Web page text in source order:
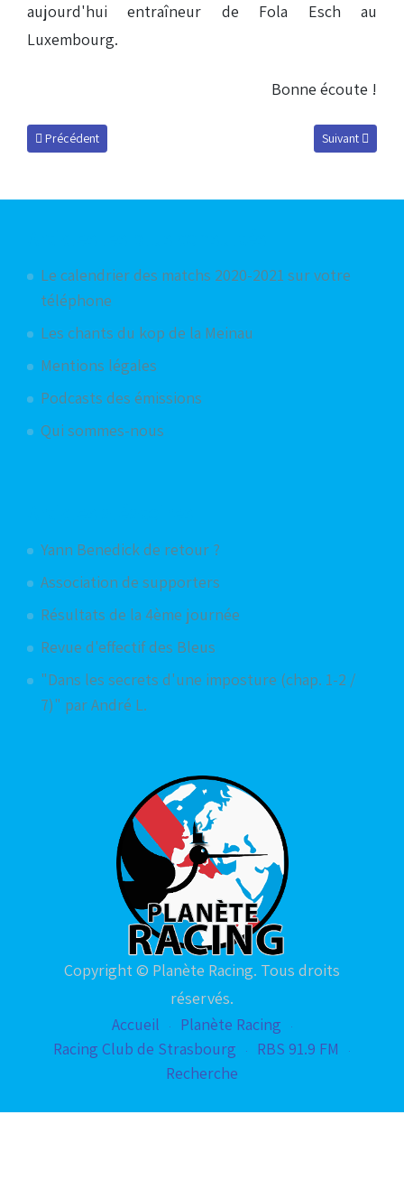
aujourd'hui entraîneur de Fola Esch au
Luxembourg.
Bonne écoute !
Article précédent : Vincent Nogueira : « C'est le moment de les soutenir
Précédent Article suivant :
Suivant
Le calendrier des matchs 2020-2021 sur votre
téléphone
Les chants du kop de la Meinau
Mentions légales
Podcasts des émissions
Qui sommes-nous
Yann Benedick de retour ?
Association de supporters
Résultats de la 4ème journée
Revue d'effectif des Bleus
"Dans les secrets d'une imposture (chap. 1-2 /
7)" par André L.
Copyright © Planète Racing. Tous droits
réservés.
Accueil
Planète Racing
Racing Club de Strasbourg
RBS 91.9 FM
Recherche